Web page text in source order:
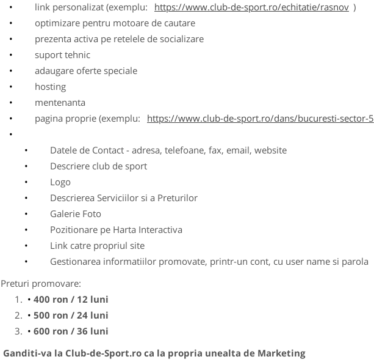
link personalizat (exemplu:
https://www.club-de-sport.ro/echitatie/rasnov )
optimizare pentru motoare de cautare
prezenta activa pe retelele de socializare
suport tehnic
adaugare oferte speciale
hosting
mentenanta
pagina proprie (exemplu:
https://www.club-de-sport.ro/dans/bucuresti-sector-5
Datele de Contact - adresa, telefoane, fax, email, website
Descriere club de sport
Logo
Descrierea Serviciilor si a Preturilor
Galerie Foto
Pozitionare pe Harta Interactiva
Link catre propriul site
Gestionarea informatiilor promovate, printr-un cont, cu user name si parola
Preturi promovare:
400 ron / 12 luni
500 ron / 24 luni
600 ron / 36 luni
Ganditi-va la Club-de-Sport.ro ca la propria unealta de Marketing